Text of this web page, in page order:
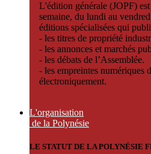
L'édition générale (JOPF)
semaine, du lundi au
éditions spécialisées qui
- les titres de propriété
- les annonces et marchés
- les débats de l’Assemblée.
- les empreintes numériques
électroniquement.
L'organisation
de la Polynésie
LE STATUT DE LA POLYNÉSIE